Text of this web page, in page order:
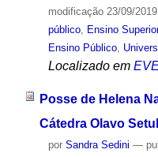
modificação23/09/2019
público, Ensino Superior
Ensino Público,
Localizado em
Posse de Helena
Cátedra Olavo
por Sandra Sedini —